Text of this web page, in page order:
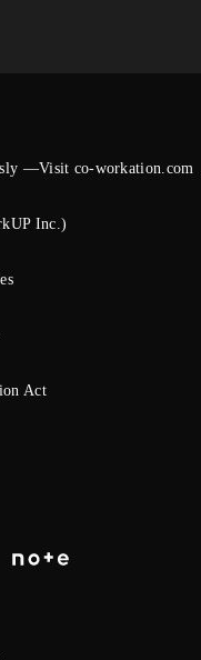
—Visit co-workation.com
Inc.)
Act